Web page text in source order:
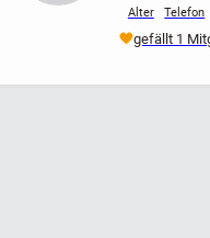
Alter Telefon
gefällt 1